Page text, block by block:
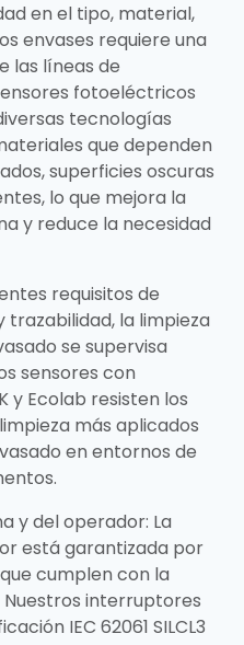
en el tipo, material,
envases requiere una
las líneas de
fotoeléctricos
tecnologías
que dependen
superficies oscuras
lo que mejora la
y reduce la necesidad
requisitos de
trazabilidad, la limpieza
se supervisa
sensores con
y Ecolab resisten los
más aplicados
en entornos de
y del operador: La
está garantizada por
cumplen con la
Nuestros interruptores
IEC 62061 SILCL3